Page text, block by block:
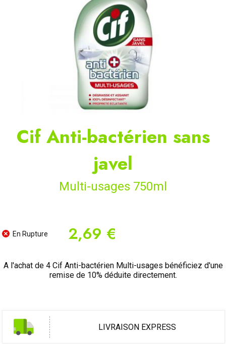
Cif Anti-bactérien sans
javel
Multi-usages 750ml
En Rupture 2,69 €
A l'achat de 4 Cif Anti-bactérien Multi-usages bénéficiez d'une
remise de 10% déduite directement.
LIVRAISON EXPRESS